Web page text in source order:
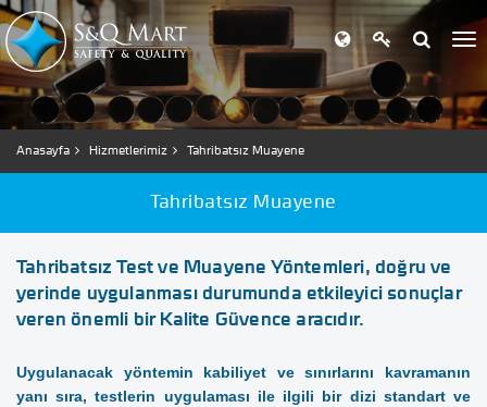
Anasayfa Hizmetlerimiz Tahribatsız Muayene
Tahribatsız Muayene
Tahribatsız Test ve Muayene Yöntemleri, doğru ve
yerinde uygulanması durumunda etkileyici sonuçlar
veren önemli bir Kalite Güvence aracıdır.
Uygulanacak yöntemin kabiliyet ve sınırlarını kavramanın
yanı sıra, testlerin uygulaması ile ilgili bir dizi standart ve